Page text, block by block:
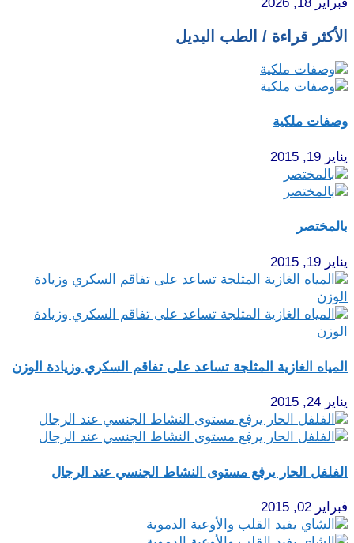
الأكثر قراءة / الطب البديل
وصفات ملكية
يناير 19, 2015
بالمختصر
يناير 19, 2015
المياه الغازية المثلجة تساعد على تفاقم السكري وزيادة الوزن
يناير 24, 2015
الفلفل الحار يرفع مستوى النشاط الجنسي عند الرجال
فبراير 02, 2015